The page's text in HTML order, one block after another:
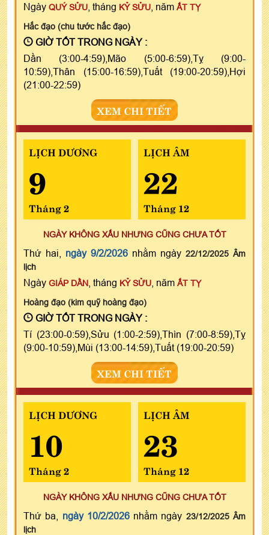
Ngày QUÝ SỬU , tháng KỶ SỬU , năm ẤT TỴ
Hắc đạo (chu tước hắc đạo)
GIỜ TỐT TRONG NGÀY :
Dần (3:00-4:59),Mão (5:00-6:59),Tỵ (9:00-
10:59),Thân (15:00-16:59),Tuất (19:00-20:59),Hợi
(21:00-22:59)
XEM CHI TIẾT
LỊCH DƯƠNG
9
Tháng 2
LỊCH ÂM
22
Tháng 12
NGÀY KHÔNG XẤU NHƯNG CŨNG CHƯA TỐT
Thứ hai, ngày 9/2/2026 nhằm ngày 22/12/2025 Âm
lịch
Ngày GIÁP DẦN , tháng KỶ SỬU , năm ẤT TỴ
Hoàng đạo (kim quỹ hoàng đạo)
GIỜ TỐT TRONG NGÀY :
Tí (23:00-0:59),Sửu (1:00-2:59),Thìn (7:00-8:59),Tỵ
(9:00-10:59),Mùi (13:00-14:59),Tuất (19:00-20:59)
XEM CHI TIẾT
LỊCH DƯƠNG
10
Tháng 2
LỊCH ÂM
23
Tháng 12
NGÀY KHÔNG XẤU NHƯNG CŨNG CHƯA TỐT
Thứ ba, ngày 10/2/2026nhằm ngày 23/12/2025 Âm
lịch